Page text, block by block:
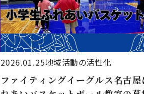
2026.01.25地域活動の活性化
ファイティングイーグルス名古